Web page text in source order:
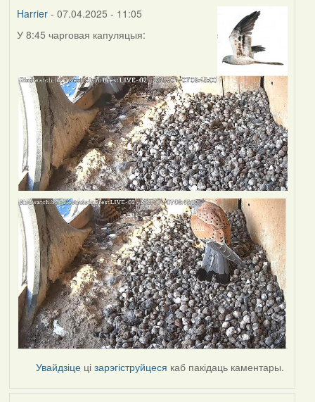
Harrier- 07.04.2025 - 11:05
У 8:45 чарговая капуляцыя:
Увайдзіце цізарэгіструйцеся каб пакідаць каментары.